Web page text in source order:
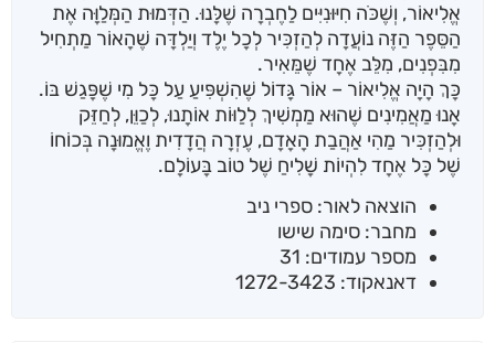
אֱלִיאוֹר, וְשֶׁכֹּה חִיּוּנִיִּים לַחֶבְרָה שֶׁלָּנוּ. הַדְּמוּת הַמְּלַוָּה אֶת
הַסֵּפֶר הַזֶּה נוֹעֲדָה לְהַזְכִּיר לְכָל יֶלֶד וְיַלְדָּה שֶׁהָאוֹר מַתְחִיל
מִבִּפְנִים, מִלֵּב אֶחָד שֶׁמֵּאִיר.
כָּךְ הָיָה אֱלִיאוֹר – אוֹר גָּדוֹל שֶׁהִשְׁפִּיעַ עַל כָּל מִי שֶׁפָּגַשׁ בּוֹ.
אָנוּ מַאֲמִינִים שֶׁהוּא מַמְשִׁיךְ לְלַוּוֹת אוֹתָנוּ, לְכַוֵּן, לְחַזֵּק
וּלְהַזְכִּיר מַהִי אַהֲבַת הָאָדָם, עֶזְרָה הֲדָדִית וֶאֱמוּנָה בְּכוֹחוֹ
שֶׁל כָּל אֶחָד לִהְיוֹת שָׁלִיחַ שֶׁל טוֹב בָּעוֹלָם.
הוצאה לאור: ספרי ניב
מחבר: סימה שישו
מספר עמודים: 31
דאנאקוד: 1272-3423